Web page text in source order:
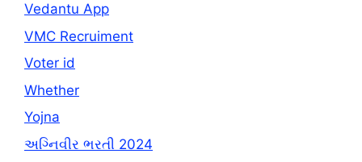
Vedantu App
VMC Recruiment
Voter id
Whether
Yojna
અગ્નિવીર ભરતી 2024